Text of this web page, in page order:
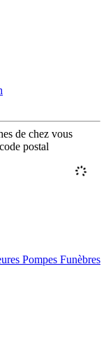
de chez vous
postal
Pompes Funèbres